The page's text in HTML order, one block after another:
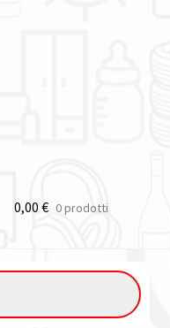
0,00 € 0 prodotti